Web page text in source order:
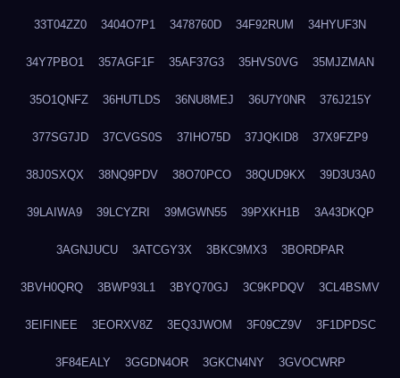
33T04ZZ0 3404O7P1 3478760D 34F92RUM 34HYUF3N
34Y7PBO1 357AGF1F 35AF37G3 35HVS0VG 35MJZMAN
35O1QNFZ 36HUTLDS 36NU8MEJ 36U7Y0NR 376J215Y
377SG7JD 37CVGS0S 37IHO75D 37JQKID8 37X9FZP9
38J0SXQX 38NQ9PDV 38O70PCO 38QUD9KX 39D3U3A0
39LAIWA9 39LCYZRI 39MGWN55 39PXKH1B 3A43DKQP
3AGNJUCU 3ATCGY3X 3BKC9MX3 3BORDPAR
3BVH0QRQ 3BWP93L1 3BYQ70GJ 3C9KPDQV 3CL4BSMV
3EIFINEE 3EORXV8Z 3EQ3JWOM 3F09CZ9V 3F1DPDSC
3F84EALY 3GGDN4OR 3GKCN4NY 3GVOCWRP